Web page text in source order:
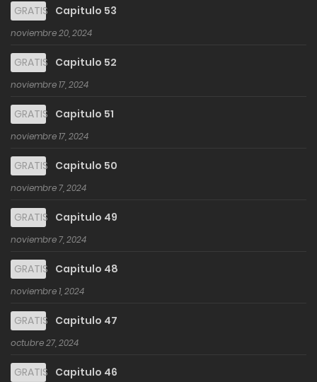
GRATIS Capitulo 53
noviembre 20, 2024
GRATIS Capitulo 52
noviembre 17, 2024
GRATIS Capitulo 51
noviembre 17, 2024
GRATIS Capitulo 50
noviembre 7, 2024
GRATIS Capitulo 49
noviembre 7, 2024
GRATIS Capitulo 48
noviembre 1, 2024
GRATIS Capitulo 47
octubre 27, 2024
GRATIS Capitulo 46